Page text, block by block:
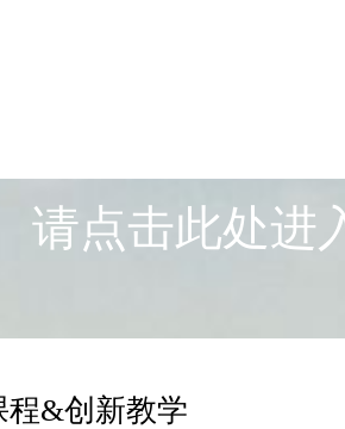
程&创新教学
请点击此处进